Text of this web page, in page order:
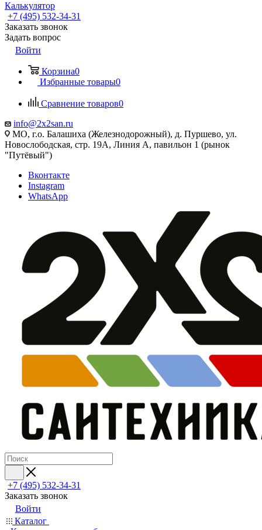
Калькулятор
+7 (495) 532‑34‑31
Заказать звонок
Задать вопрос
Войти
Корзина0
Избранные товары0
Сравнение товаров0
info@2x2san.ru
МО, г.о. Балашиха (Железнодорожный), д. Пуршево, ул.
Новослободская, стр. 19А, Линия А, павильон 1 (рынок
"Путёвый")
Вконтакте
Instagram
WhatsApp
+7 (495) 532‑34‑31
Заказать звонок
Войти
Каталог